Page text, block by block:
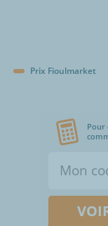
Prix Fioulmarket
Pour